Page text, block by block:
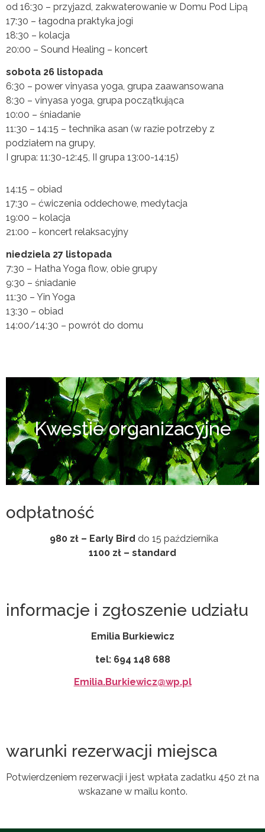
od 16:30 – przyjazd, zakwaterowanie w Domu Pod Lipą
17:30 – łagodna praktyka jogi
18:30 – kolacja
20:00 – Sound Healing – koncert
sobota 26 listopada
6:30 – power vinyasa yoga, grupa zaawansowana
8:30 – vinyasa yoga, grupa początkująca
10:00 – śniadanie
11:30 – 14:15 – technika asan (w razie potrzeby z
podziałem na grupy,
I grupa: 11:30-12:45, II grupa 13:00-14:15)
14:15 – obiad
17:30 – ćwiczenia oddechowe, medytacja
19:00 – kolacja
21:00 – koncert relaksacyjny
niedziela 27 listopada
7:30 – Hatha Yoga flow, obie grupy
9:30 – śniadanie
11:30 – Yin Yoga
13:30 – obiad
14:00/14:30 – powrót do domu
Kwestie organizacyjne
odpłatność
980 zł – Early Bird do 15 października
1100 zł – standard
informacje i zgłoszenie udziału
Emilia Burkiewicz
tel: 694 148 688
Emilia.Burkiewicz@wp.pl
warunki rezerwacji miejsca
Potwierdzeniem rezerwacji i jest wpłata zadatku 450 zł na
wskazane w mailu konto.